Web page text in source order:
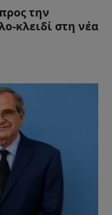
την
κλειδί στη νέα